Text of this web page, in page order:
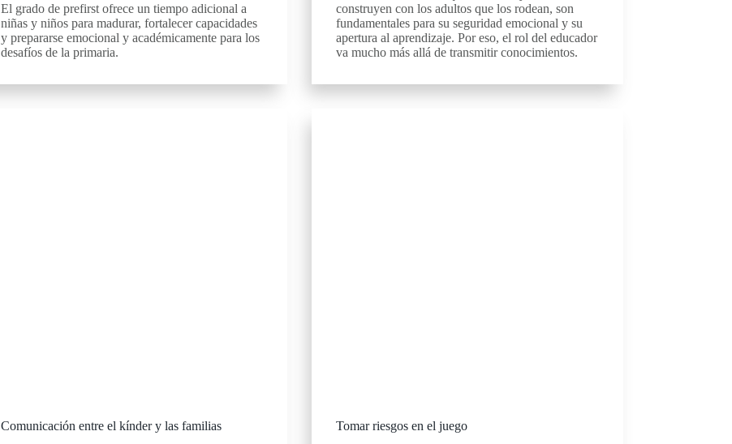
El grado de prefirst ofrece un tiempo adicional a
niñas y niños para madurar, fortalecer capacidades
y prepararse emocional y académicamente para los
desafíos de la primaria.
construyen con los adultos que los rodean, son
fundamentales para su seguridad emocional y su
apertura al aprendizaje. Por eso, el rol del educador
va mucho más allá de transmitir conocimientos.
Comunicación entre el kínder y las familias
Tomar riesgos en el juego